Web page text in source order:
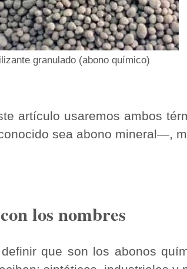
granulado (abono químico)
artículo usaremos ambos
sea abono mineral―,
los nombres
que son los abonos